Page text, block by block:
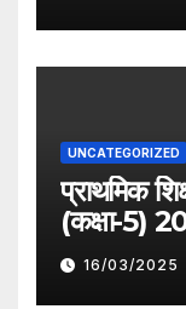
UNCATEGORIZED
प्राथमिक
(कक्षा-5)
16/03/2025